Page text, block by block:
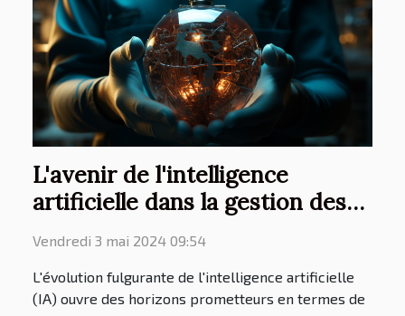
L'avenir de l'intelligence
artificielle dans la gestion des
crises sanitaires mondiales
Vendredi 3 mai 2024 09:54
L'évolution fulgurante de l'intelligence artificielle
(IA) ouvre des horizons prometteurs en termes de